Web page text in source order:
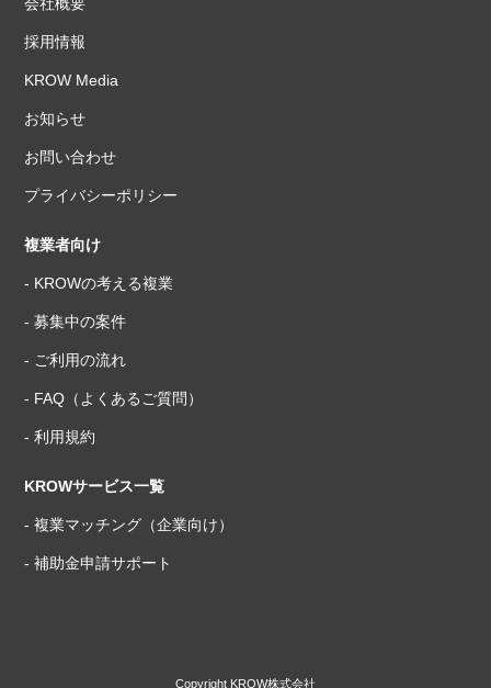
会社概要
採用情報
KROW Media
お知らせ
お問い合わせ
プライバシーポリシー
複業者向け
- KROWの考える複業
- 募集中の案件
- ご利用の流れ
- FAQ（よくあるご質問）
- 利用規約
KROWサービス一覧
- 複業マッチング（企業向け）
- 補助金申請サポート
Copyright KROW株式会社